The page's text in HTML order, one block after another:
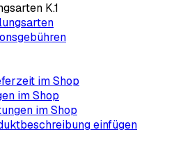
K.1
im Shop
im Shop
im Shop
einfügen